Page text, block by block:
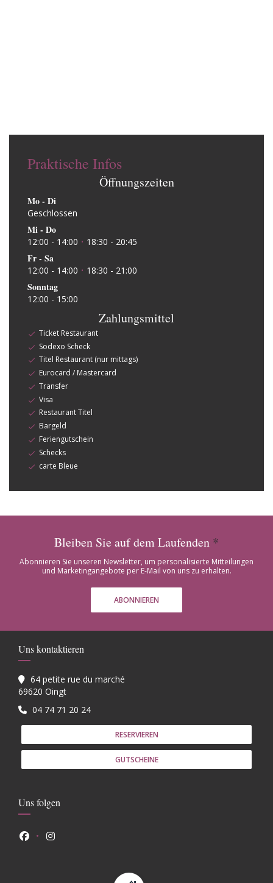
Praktische Infos
Öffnungszeiten
Mo- Di
Geschlossen
Mi- Do
12:00 - 14:00 • 18:30 - 20:45
Fr- Sa
12:00 - 14:00 • 18:30 - 21:00
Sonntag
12:00 - 15:00
Zahlungsmittel
Ticket Restaurant
Sodexo Scheck
Titel Restaurant (nur mittags)
Eurocard / Mastercard
Transfer
Visa
Restaurant Titel
Bargeld
Feriengutschein
Schecks
carte Bleue
Bleiben Sie auf dem Laufenden *
Abonnieren Sie unseren Newsletter, um personalisierte Mitteilungen
und Marketingangebote per E-Mail von uns zu erhalten.
ABONNIEREN
Uns kontaktieren
64 petite rue du marché
69620 Oingt((öffnet ein neues Fenster))
04 74 71 20 24
RESERVIEREN
GUTSCHEINE
Uns folgen
Facebook ((öffnet ein neues Fenster))
Instagram ((öffnet ein neues Fenster))